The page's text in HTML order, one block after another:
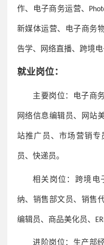
作、 电子商务运营、 P
新媒体运营、 电子商务
告学、 网络直播、 跨境电
就业岗位：
主要岗位：电子商
网络信息编辑员、网站
站推广员、市场营销
员、快递员。
相关岗位：跨境电
纳、销售部文员、销售
编辑员、商品美化员、
进阶岗位：生产部